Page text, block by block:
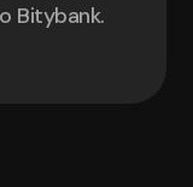
Bitybank.